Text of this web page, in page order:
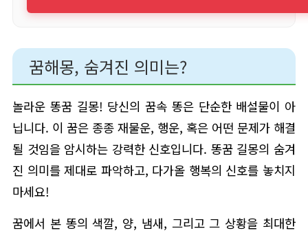
꿈해몽, 숨겨진 의미는?
놀라운 똥꿈 길몽! 당신의 꿈속 똥은 단순한 배설물이 아
닙니다. 이 꿈은 종종 재물운, 행운, 혹은 어떤 문제가 해결
될 것임을 암시하는 강력한 신호입니다. 똥꿈 길몽의 숨겨
진 의미를 제대로 파악하고, 다가올 행복의 신호를 놓치지
마세요!
꿈에서 본 똥의 색깔, 양, 냄새, 그리고 그 상황을 최대한